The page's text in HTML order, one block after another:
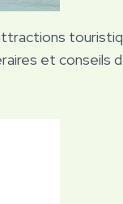
et conseils